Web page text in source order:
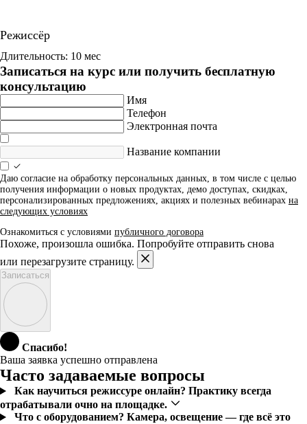
Режиссёр
Длительность: 10 мес
Записаться на курс или получить бесплатную
консультацию
Имя
Телефон
Электронная почта
Название компании
Даю согласие на обработку персональных данных, в том числе с целью
получения информации о новых продуктах, демо доступах, скидках,
персонализированных предложениях, акциях и полезных вебинарах на
следующих условиях
Ознакомиться с условиями публичного договора
Похоже, произошла ошибка. Попробуйте отправить снова
или перезагрузите страницу.
Записаться
Спасибо!
Ваша заявка успешно отправлена
Часто задаваемые вопросы
Как научиться режиссуре онлайн? Практику всегда
отрабатывали очно на площадке.
Что с оборудованием? Камера, освещение — где всё это